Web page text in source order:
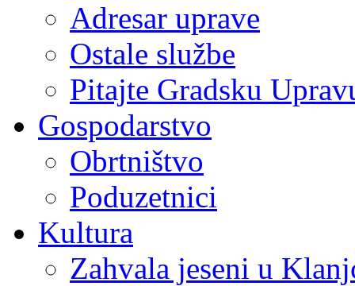
Adresar uprave
Ostale službe
Pitajte Gradsku
Gospodarstvo
Obrtništvo
Poduzetnici
Kultura
Zahvala jeseni u